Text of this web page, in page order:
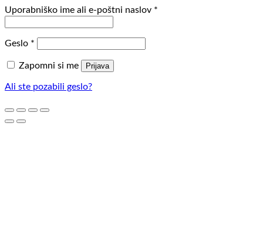
Uporabniško ime ali e-poštni naslov *
Geslo *
Zapomni si me Prijava
Ali ste pozabili geslo?